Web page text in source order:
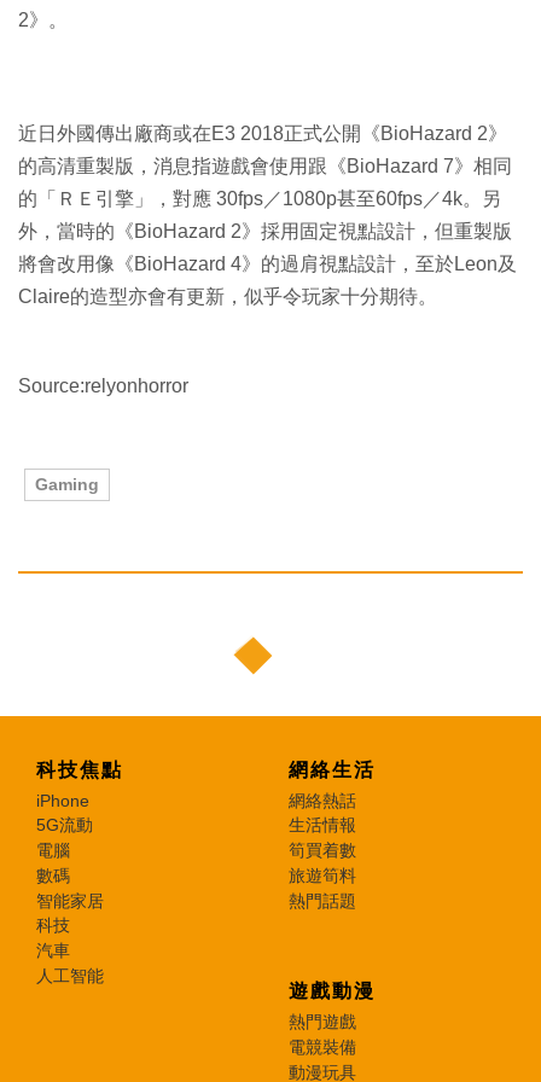
2》。
近日外國傳出廠商或在E3 2018正式公開《BioHazard 2》
的高清重製版，消息指遊戲會使用跟《BioHazard 7》相同
的「ＲＥ引擎」，對應 30fps／1080p甚至60fps／4k。另
外，當時的《BioHazard 2》採用固定視點設計，但重製版
將會改用像《BioHazard 4》的過肩視點設計，至於Leon及
Claire的造型亦會有更新，似乎令玩家十分期待。
Source:relyonhorror
Gaming
科技焦點
iPhone
5G流動
電腦
數碼
智能家居
科技
汽車
人工智能
網絡生活
網絡熱話
生活情報
筍買着數
旅遊筍料
熱門話題
遊戲動漫
熱門遊戲
電競裝備
動漫玩具